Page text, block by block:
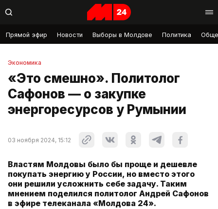
Прямой эфир Новости Выборы в Молдове Политика
Экономика
«Это смешно». Политолог
Сафонов — о закупке
энергоресурсов у Румынии
03 ноября 2024, 15:12
Властям Молдовы было бы проще и дешевле
покупать энергию у России, но вместо этого
они решили усложнить себе задачу. Таким
мнением поделился политолог Андрей Сафонов
в эфире телеканала «Молдова 24».